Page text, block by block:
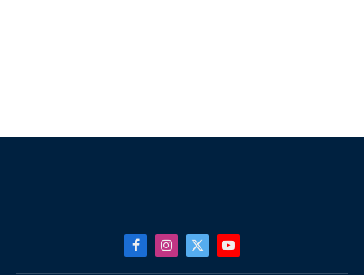
FacebookInstagram
X
YouTube